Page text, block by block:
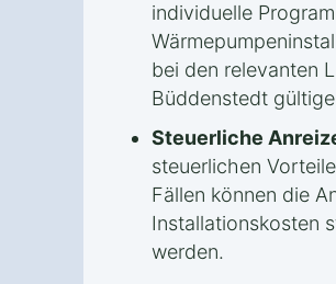
individuelle
bei den relevanten
Büddenstedt
Steuerliche
steuerlichen
Fällen können die
Installationskosten
werden.